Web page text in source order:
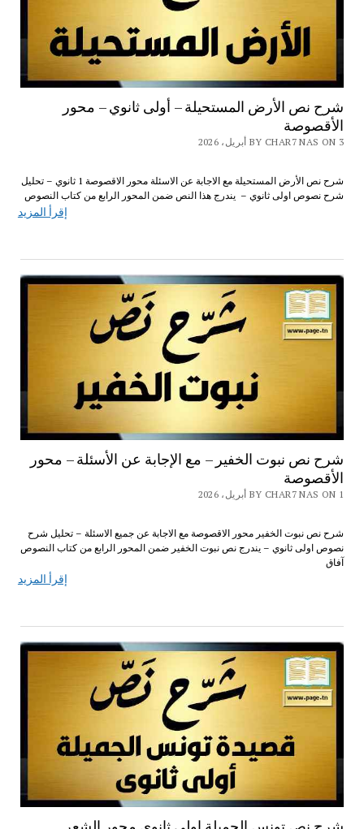
شرح نص الأرض المستحيلة – أولى ثانوي – محور
الأقصوصة
BY CHAR7 NAS ON 3 أبريل، 2026
شرح نص الأرض المستحيلة مع الاجابة عن الاسئلة محور الاقصوصة 1 ثانوي – تحليل
شرح نصوص اولى ثانوي – يندرج هذا النص ضمن المحور الرابع من كتاب النصوص
إقرأ المزيد
شرح نص نبوت الخفير – مع الإجابة عن الأسئلة – محور
الأقصوصة
BY CHAR7 NAS ON 1 أبريل، 2026
شرح نص نبوت الخفير محور الاقصوصة مع الاجابة عن جميع الاسئلة – تحليل شرح
نصوص اولى ثانوي – يندرج نص نبوت الخفير ضمن المحور الرابع من كتاب النصوص
آفاق
إقرأ المزيد